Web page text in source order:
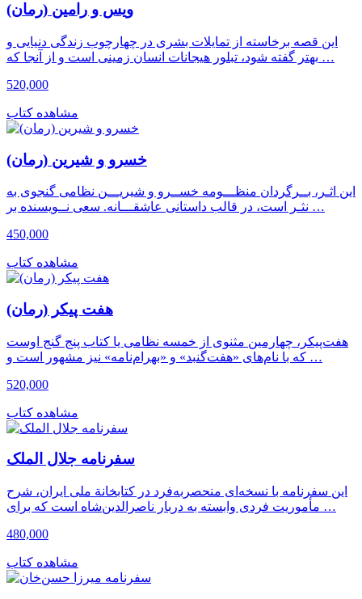
ویس و رامین (رمان)
این قصه برخاسته از تمایلات بشری در چهارچوب زندگی دنیایی و
بهتر گفته شود، تبلور هیجانات انسان زمینی است و از آنجا که …
520,000
مشاهده کتاب
خسرو و شیرین (رمان)
این اثـر، بــرگردان منظـــومه خســرو و شیریـــن نظامی گنجوی به
نثـر است، در قالب داستانی عاشقـــانه. سعی نــویسنده بر …
450,000
مشاهده کتاب
هفت پیکر (رمان)
هفت‌پیکر، چهارمین مثنوی از خمسه نظامی یا کتاب پنج گنج اوست
که با نام‌های «هفت‌گنبد» و «بهرام‌نامه» نیز مشهور است و …
520,000
مشاهده کتاب
سفرنامه جلال الملک
این سفرنامه با نسخه‌ای منحصربه‌فرد در کتابخانة ملی ایران، شرح
مأموریت فردی وابسته به دربار ناصرالدین‌شاه است که برای …
480,000
مشاهده کتاب